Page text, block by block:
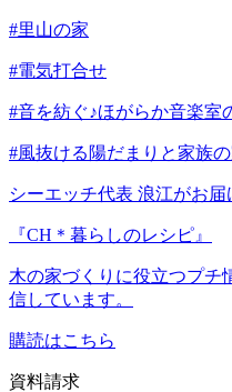
#里山の家
#電気打合せ
#音を紡ぐ♪ほがらか音楽室
#風抜ける陽だまりと家族
シーエッチ代表 浪江がお届
『CH＊暮らしのレシピ』
木の家づくりに役立つプチ
信しています。
購読はこちら
資料請求